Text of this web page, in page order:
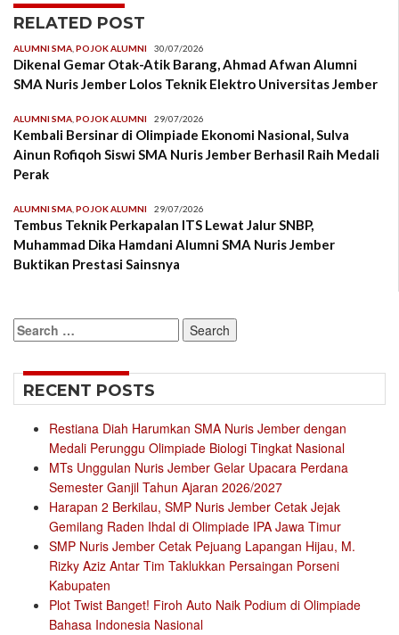
RELATED POST
ALUMNI SMA POJOK ALUMNI 30/07/2026
Dikenal Gemar Otak-Atik Barang, Ahmad Afwan Alumni
SMA Nuris Jember Lolos Teknik Elektro Universitas Jember
ALUMNI SMA POJOK ALUMNI 29/07/2026
Kembali Bersinar di Olimpiade Ekonomi Nasional, Sulva
Ainun Rofiqoh Siswi SMA Nuris Jember Berhasil Raih Medali
Perak
ALUMNI SMA POJOK ALUMNI 29/07/2026
Tembus Teknik Perkapalan ITS Lewat Jalur SNBP,
Muhammad Dika Hamdani Alumni SMA Nuris Jember
Buktikan Prestasi Sainsnya
Search
for:
RECENT POSTS
Restiana Diah Harumkan SMA Nuris Jember dengan
Medali Perunggu Olimpiade Biologi Tingkat Nasional
MTs Unggulan Nuris Jember Gelar Upacara Perdana
Semester Ganjil Tahun Ajaran 2026/2027
Harapan 2 Berkilau, SMP Nuris Jember Cetak Jejak
Gemilang Raden Ihdal di Olimpiade IPA Jawa Timur
SMP Nuris Jember Cetak Pejuang Lapangan Hijau, M.
Rizky Aziz Antar Tim Taklukkan Persaingan Porseni
Kabupaten
Plot Twist Banget! Firoh Auto Naik Podium di Olimpiade
Bahasa Indonesia Nasional